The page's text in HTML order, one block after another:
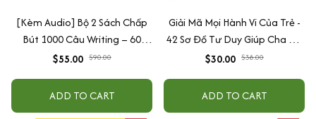
[Kèm Audio] Bộ 2 Sách Chấp
Bút 1000 Câu Writing – 60
Ngày Gieo Trồng Tư Duy
$55.00 $90.00
ADD TO CART
Giải Mã Mọi Hành Vi Của Trẻ -
42 Sơ Đồ Tư Duy Giúp Cha Mẹ
Thấu Hiểu Tâm Lý Và Hành Vi
$30.00 $38.00
ADD TO CART